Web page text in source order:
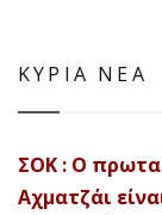
ΚΥΡΙΑ ΝΕΑ
ΣΟΚ : Ο
Αχματζάι